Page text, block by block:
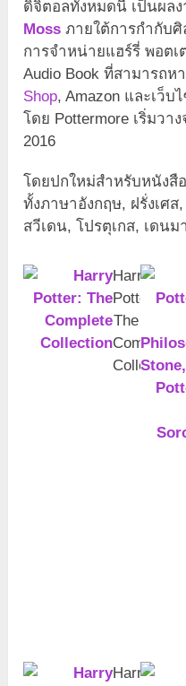
ดิจิตอลทั้งหมดนี้ เป็นผล
Moss ภายใต้การกำกับศิ
การจำหน่ายแฮร์รี่ พอตเ
Audio Book ที่สามารถห
Shop, Amazon และเว็
โดย Pottermore เริ่มวา
2016
โดยปกใหม่สำหรับหนัง
ทั้งภาษาอังกฤษ, ฝรั่งเศ
สวีเดน, โปรตุเกส, เดน
Harry
Potter:
The
Complete
Collection
Harry